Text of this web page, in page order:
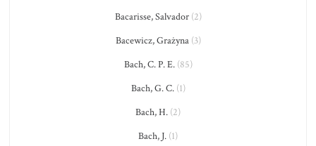
Bacarisse, Salvador(2)
Bacewicz, Grażyna(3)
Bach, C. P. E.(85)
Bach, G. C.(1)
Bach, H. (2)
Bach, J. (1)